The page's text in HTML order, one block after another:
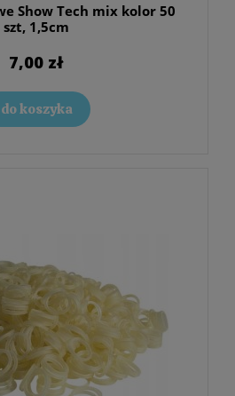
Show Tech mix kolor 50
szt, 1,5cm
7,00 zł
do koszyka